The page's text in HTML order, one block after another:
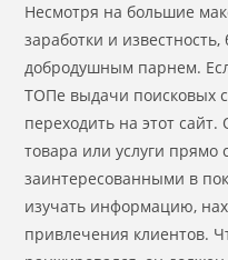
Несмотря на большие
заработки и
добродушным парнем.
ТОПе выдачи поисковых
переходить на этот
товара или услуги прямо
заинтересованными в
изучать информацию,
привлечения клиентов.